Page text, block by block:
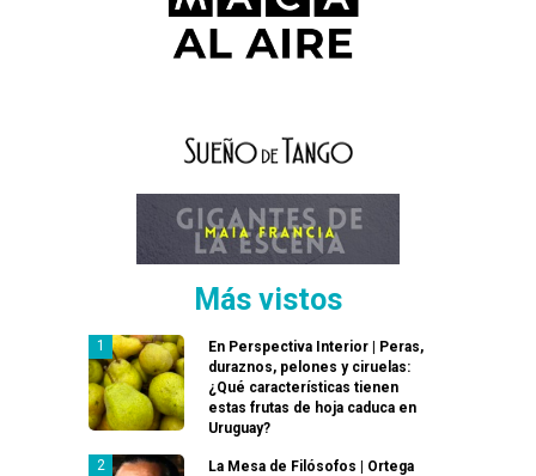
Más vistos
En Perspectiva Interior | Peras,
duraznos, pelones y ciruelas:
¿Qué características tienen
estas frutas de hoja caduca en
Uruguay?
La Mesa de Filósofos | Ortega